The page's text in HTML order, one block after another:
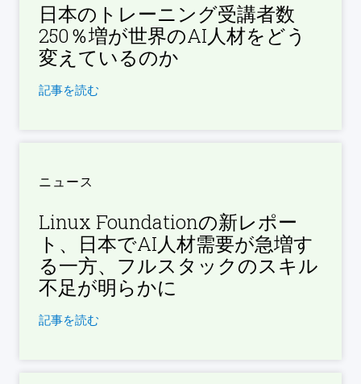
日本のトレーニング受講者数
250％増が世界のAI人材をどう
変えているのか
記事を読む
ニュース
Linux Foundationの新レポー
ト、日本でAI人材需要が急増す
る一方、フルスタックのスキル
不足が明らかに
記事を読む